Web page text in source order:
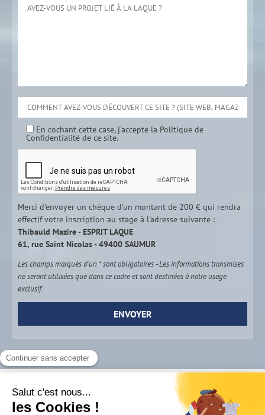
En cochant cette case, j’accepte la Politique de
Confidentialité de ce site.
Merci d'envoyer un chèque d’un montant de 200 € qui rendra
effectif votre inscription au stage à l'adresse suivante :
Thibauld Mazire - ESPRIT LAQUE
61, rue Saint Nicolas - 49400 SAUMUR
Les champs marqués d’un * sont obligatoires - Les informations transmises
ne seront utilisées que dans ce cadre et sont destinées à notre usage
exclusif.